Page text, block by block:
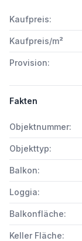
Kaufpreis:
Kaufpreis/m²
Provision:
Fakten
Objektnummer:
Objekttyp:
Balkon:
Loggia:
Balkonfläche:
Keller Fläche: